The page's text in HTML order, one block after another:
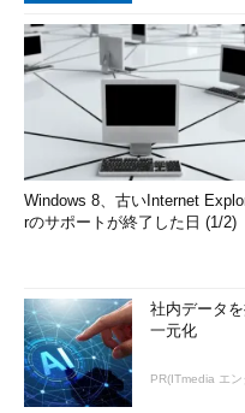
Windows 8、古いInternet
rのサポートが終了した日 (1/2)
社内データ
一元化
PR(ITmedia エ